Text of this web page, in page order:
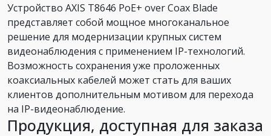
Устройство AXIS T8646 PoE+ over Coax Blade
представляет собой мощное многоканальное
решение для модернизации крупных систем
видеонаблюдения с применением IP-технологий.
Возможность сохранения уже проложенных
коаксиальных кабелей может стать для ваших
клиентов дополнительным мотивом для перехода
на IP-видеонаблюдение.
Продукция, доступная для заказа